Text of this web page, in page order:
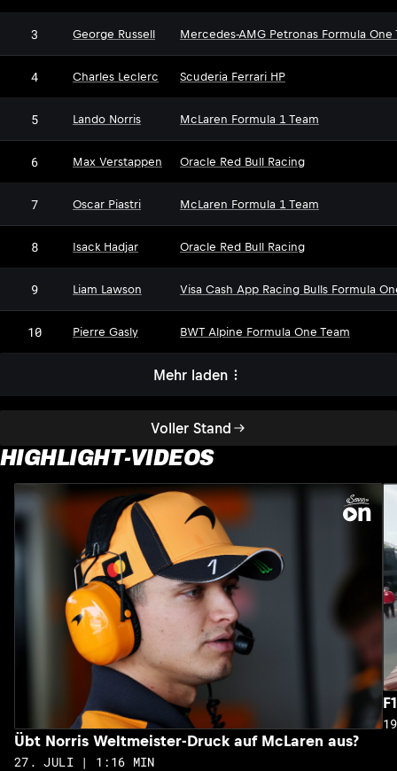
Voller Stand
3 George Russell Mercedes-AMG Petronas Formula One
4 Charles Leclerc Scuderia Ferrari HP
5 Lando Norris McLaren Formula 1 Team
6 Max Verstappen Oracle Red Bull Racing
7 Oscar Piastri McLaren Formula 1 Team
8 Isack Hadjar Oracle Red Bull Racing
9 Liam Lawson Visa Cash App Racing Bulls Formula
10 Pierre Gasly BWT Alpine Formula One Team
Mehr laden
HIGHLIGHT-VIDEOS
Übt Norris Weltmeister-Druck auf McLaren aus?
27. JULI | 1:16 MIN